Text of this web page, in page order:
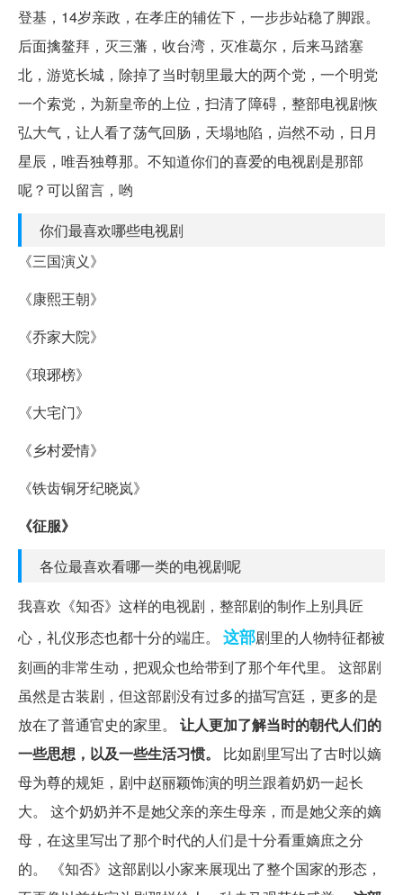
登基，14岁亲政，在孝庄的辅佐下，一步步站稳了脚跟。
后面擒鳌拜，灭三藩，收台湾，灭准葛尔，后来马踏塞
北，游览长城，除掉了当时朝里最大的两个党，一个明党
一个索党，为新皇帝的上位，扫清了障碍，整部电视剧恢
弘大气，让人看了荡气回肠，天塌地陷，岿然不动，日月
星辰，唯吾独尊那。不知道你们的喜爱的电视剧是那部
呢？可以留言，哟
你们最喜欢哪些电视剧
《三国演义》
《康熙王朝》
《乔家大院》
《琅琊榜》
《大宅门》
《乡村爱情》
《铁齿铜牙纪晓岚》
《征服》
各位最喜欢看哪一类的电视剧呢
我喜欢《知否》这样的电视剧，整部剧的制作上别具匠
心，礼仪形态也都十分的端庄。 这部剧里的人物特征都被
刻画的非常生动，把观众也给带到了那个年代里。 这部剧
虽然是古装剧，但这部剧没有过多的描写宫廷，更多的是
放在了普通官史的家里。 让人更加了解当时的朝代人们的
一些思想，以及一些生活习惯。
比如剧里写出了古时以嫡
母为尊的规矩，剧中赵丽颖饰演的明兰跟着奶奶一起长
大。 这个奶奶并不是她父亲的亲生母亲，而是她父亲的嫡
母，在这里写出了那个时代的人们是十分看重嫡庶之分
的。 《知否》这部剧以小家来展现出了整个国家的形态，